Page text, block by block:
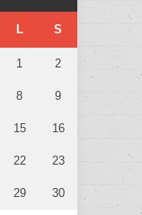
L S
1 2
8 9
15 16
22 23
29 30